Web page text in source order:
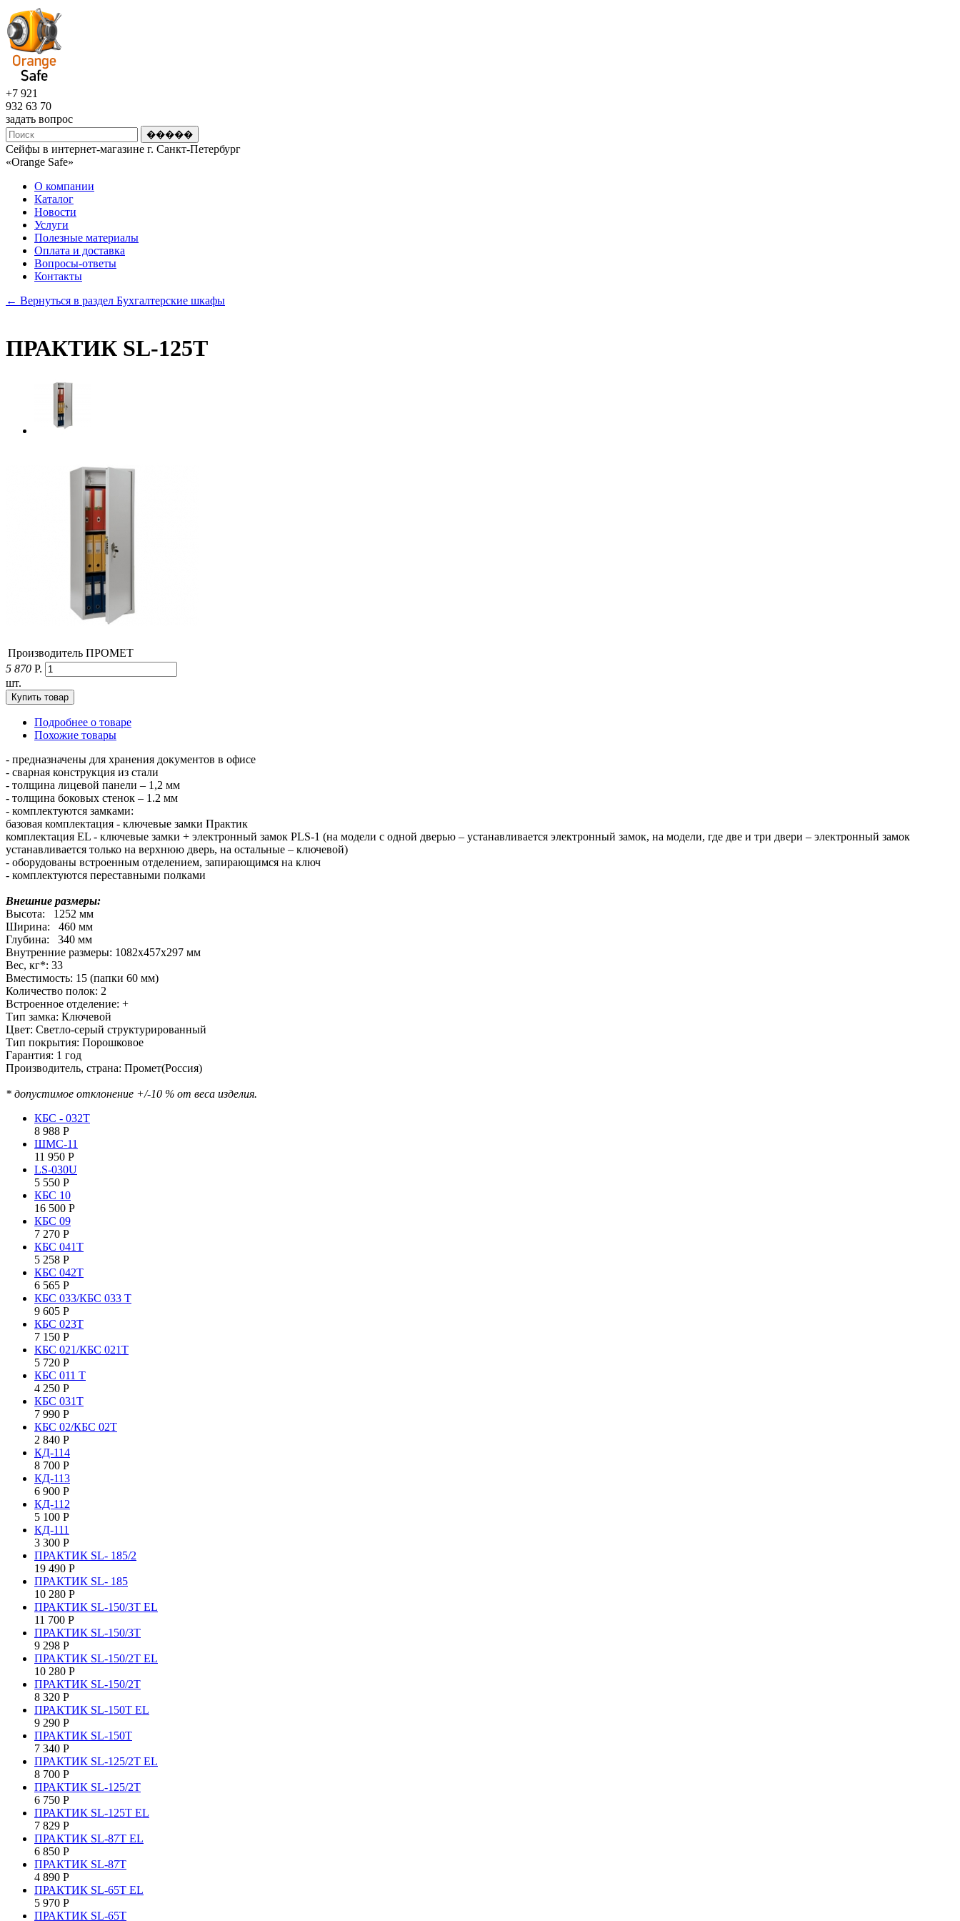
+7 921
932 63 70
задать вопрос
Сейфы в интернет-магазине г. Санкт-Петербург
«Оrange Safe»
О компании
Каталог
Новости
Услуги
Полезные материалы
Оплата и доставка
Вопросы-ответы
Контакты
← Вернуться в раздел Бухгалтерские шкафы
ПРАКТИК SL-125Т
Производитель ПРОМЕТ
5 870 Р.
шт.
Подробнее о товаре
Похожие товары
- предназначены для хранения документов в офисе
- сварная конструкция из стали
- толщина лицевой панели – 1,2 мм
- толщина боковых стенок – 1.2 мм
- комплектуются замками:
базовая комплектация - ключевые замки Практик
комплектация EL - ключевые замки + электронный замок PLS-1 (на модели с одной дверью – устанавливается электронный замок, на модели, где две и три двери – электронный замок
устанавливается только на верхнюю дверь, на остальные – ключевой)
- оборудованы встроенным отделением, запирающимся на ключ
- комплектуются переставными полками
Внешние размеры:
Высота: 1252 мм
Ширина: 460 мм
Глубина: 340 мм
Внутренние размеры: 1082х457х297 мм
Вес, кг*: 33
Вместимость: 15 (папки 60 мм)
Количество полок: 2
Встроенное отделение: +
Тип замка: Ключевой
Цвет: Светло-серый структурированный
Тип покрытия: Порошковое
Гарантия: 1 год
Производитель, страна: Промет(Россия)
* допустимое отклонение +/-10 % от веса изделия.
КБС - 032Т
8 988 Р
ШМС-11
11 950 Р
LS-030U
5 550 Р
КБC 10
16 500 Р
КБC 09
7 270 Р
КБC 041T
5 258 Р
КБC 042Т
6 565 Р
КБС 033/КБС 033 Т
9 605 Р
КБС 023Т
7 150 Р
КБС 021/КБС 021Т
5 720 Р
КБC 011 T
4 250 Р
КБС 031Т
7 990 Р
КБС 02/КБС 02Т
2 840 Р
КД-114
8 700 Р
КД-113
6 900 Р
КД-112
5 100 Р
КД-111
3 300 Р
ПРАКТИК SL- 185/2
19 490 Р
ПРАКТИК SL- 185
10 280 Р
ПРАКТИК SL-150/3Т EL
11 700 Р
ПРАКТИК SL-150/3Т
9 298 Р
ПРАКТИК SL-150/2Т EL
10 280 Р
ПРАКТИК SL-150/2Т
8 320 Р
ПРАКТИК SL-150Т EL
9 290 Р
ПРАКТИК SL-150Т
7 340 Р
ПРАКТИК SL-125/2Т EL
8 700 Р
ПРАКТИК SL-125/2Т
6 750 Р
ПРАКТИК SL-125Т EL
7 829 Р
ПРАКТИК SL-87Т EL
6 850 Р
ПРАКТИК SL-87Т
4 890 Р
ПРАКТИК SL-65Т EL
5 970 Р
ПРАКТИК SL-65Т